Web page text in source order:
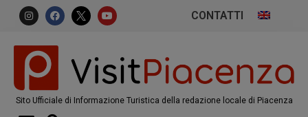
CONTATTI
Sito Ufficiale di Informazione Turistica della redazione locale di Piacenza